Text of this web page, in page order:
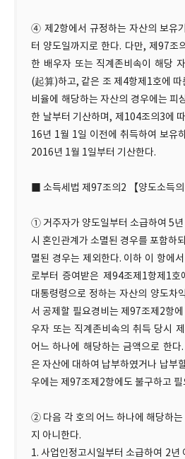
④ 제2항에서 규정하는 자산의 보유
터 양도일까지로 한다. 다만, 제97조
한 배우자 또는 직계존비속이 해당
(起算)하고, 같은 조 제4항제1호에 따
비율에 해당하는 자산의 경우에는 피
한 날부터 기산하며, 제104조의3에
16년 1월 1일 이전에 취득하여 보유
2016년 1월 1일부터 기산한다.
■ 소득세법 제97조의2 【양도소득의
① 거주자가 양도일부터 소급하여 5
시 혼인관계가 소멸된 경우를 포함하
멸된 경우는 제외한다. 이하 이 항에
로부터 증여받은 제94조제1항제1호
대통령령으로 정하는 자산의 양도차
서 공제할 필요경비는 제97조제2항
우자 또는 직계존비속의 취득 당시
어느 하나에 해당하는 금액으로 한
은 자산에 대하여 납부하였거나 납부
우에는 제97조제2항에도 불구하고
② 다음 각 호의 어느 하나에 해당하
지 아니한다.
1. 사업인정고시일부터 소급하여 2년